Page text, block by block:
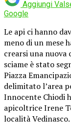
Aggiungi
Google
Le api ci hanno
meno di un mese
crearsi una nuova
sciame è stato
Piazza
delimitato l’area
Innocente Chiodi
apicoltrice Irene
località Vedinasco.